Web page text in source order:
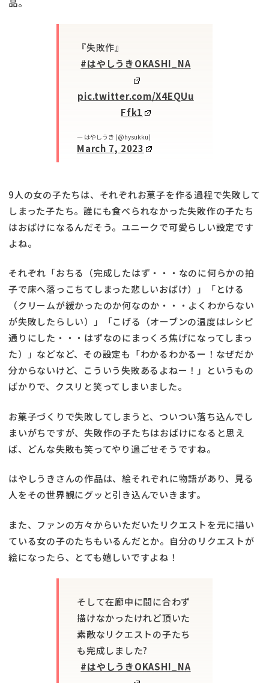
『失敗作』
#はやしうきOKASHI_NA
pic.twitter.com/X4EQUu
Ffk1
— はやしうき (@hysukku)
March 7, 2023
9人の女の子たちは、それぞれお菓子を作る過程で失敗して
しまった子たち。誰にも食べられなかった失敗作の子たち
はおばけになるんだそう。ユニークで可愛らしい設定です
よね。
それぞれ「おちる（完成したはず・・・なのに何らかの拍
子で床へ落っこちてしまった悲しいおばけ）」「とける
（クリームが緩かったのか何なのか・・・よくわからない
が失敗したらしい）」「こげる（オーブンの温度はレシピ
通りにした・・・はずなのにまっくろ焦げになってしまっ
た）」などなど、その設定も「わかるわかるー！なぜだか
分からないけど、こういう失敗あるよねー！」というもの
ばかりで、クスリと笑ってしまいました。
お菓子づくりで失敗してしまうと、ついつい落ち込んでし
まいがちですが、失敗作の子たちはおばけになると思え
ば、どんな失敗も笑ってやり過ごせそうですね。
はやしうきさんの作品は、絵それぞれに物語があり、見る
人をその世界観にグッと引き込んでいきます。
また、ファンの方々からいただいたリクエストを元に描い
ている女の子のたちもいるんだとか。自分のリクエストが
絵になったら、とても嬉しいですよね！
そして在廊中に間に合わず
描けなかったけれど頂いた
素敵なリクエストの子たち
も完成しました?
#はやしうきOKASHI_NA